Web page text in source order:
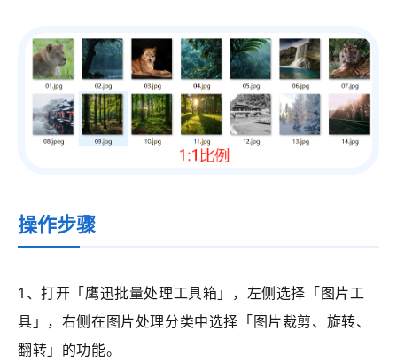
操作步骤
1、打开 「鹰迅批量处理工具箱」 ，左侧选择 「图片工
具」 ，右侧在图片处理分类中选择 「图片裁剪、旋转、
翻转」的功能。